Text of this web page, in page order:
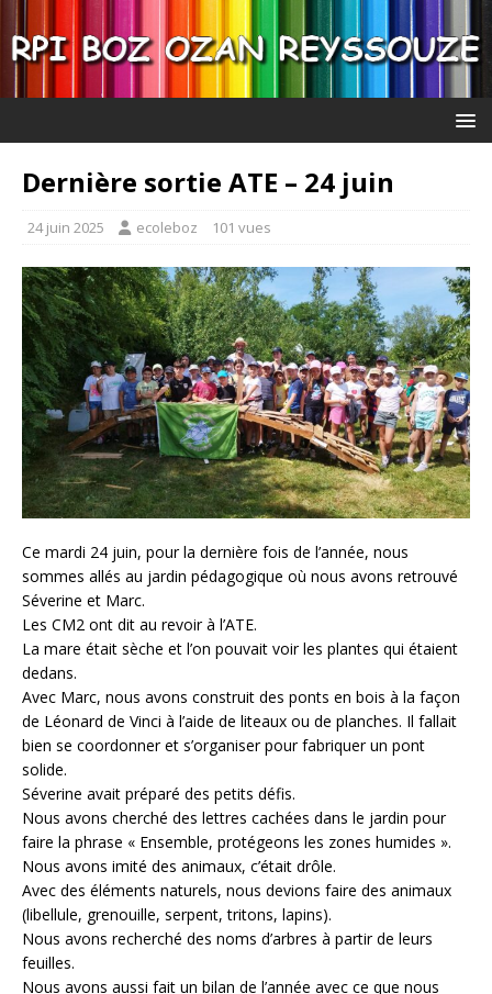
Dernière sortie ATE – 24 juin
24 juin 2025 ecoleboz 101 vues
Ce mardi 24 juin, pour la dernière fois de l’année, nous
sommes allés au jardin pédagogique où nous avons retrouvé
Séverine et Marc.
Les CM2 ont dit au revoir à l’ATE.
La mare était sèche et l’on pouvait voir les plantes qui étaient
dedans.
Avec Marc, nous avons construit des ponts en bois à la façon
de Léonard de Vinci à l’aide de liteaux ou de planches. Il fallait
bien se coordonner et s’organiser pour fabriquer un pont
solide.
Séverine avait préparé des petits défis.
Nous avons cherché des lettres cachées dans le jardin pour
faire la phrase « Ensemble, protégeons les zones humides ».
Nous avons imité des animaux, c’était drôle.
Avec des éléments naturels, nous devions faire des animaux
(libellule, grenouille, serpent, tritons, lapins).
Nous avons recherché des noms d’arbres à partir de leurs
feuilles.
Nous avons aussi fait un bilan de l’année avec ce que nous